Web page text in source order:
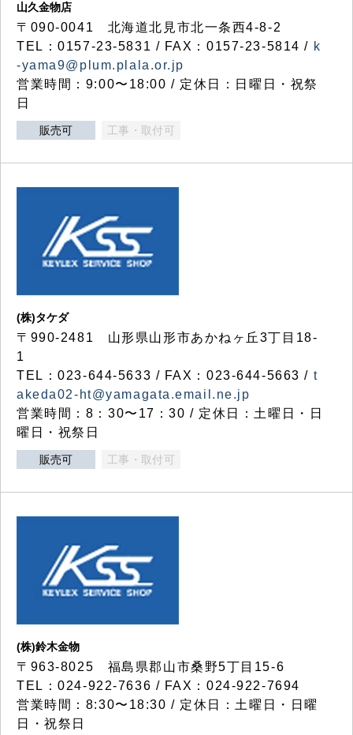
山久金物店
〒090-0041 北海道北見市北一条西4-8-2
TEL：0157-23-5831 / FAX：0157-23-5814 / k
-yama9@plum.plala.or.jp
営業時間：9:00〜18:00 / 定休日：日曜日・祝祭
日
販売可 工事・取付可
(株)タケダ
〒990-2481 山形県山形市あかねヶ丘3丁目18-
1
TEL：023-644-5633 / FAX：023-644-5663 / t
akeda02-ht@yamagata.email.ne.jp
営業時間：8：30〜17：30 / 定休日：土曜日・日
曜日・祝祭日
販売可 工事・取付可
(株)鈴木金物
〒963-8025 福島県郡山市桑野5丁目15-6
TEL：024-922-7636 / FAX：024-922-7694
営業時間：8:30〜18:30 / 定休日：土曜日・日曜
日・祝祭日